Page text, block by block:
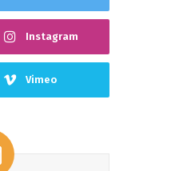
Instagram
Vimeo